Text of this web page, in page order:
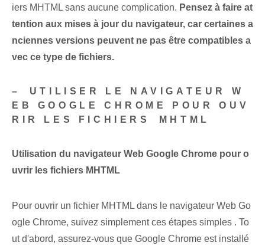
iers MHTML sans aucune complication. Pensez à faire at
tention aux mises à jour du navigateur, car certaines a
nciennes versions peuvent ne pas être compatibles a
vec ce type de fichiers.
– ⁣UTILISER LE NAVIGATEUR W
EB GOOGLE CHROME POUR OUV
RIR LES FICHIERS ⁤MHTML
Utilisation du navigateur Web Google Chrome pour o
uvrir les fichiers MHTML
Pour ouvrir un fichier MHTML dans le navigateur Web Go
ogle Chrome, suivez simplement ces étapes ⁤simples ‍.‌ To
ut d'abord, assurez-vous que Google Chrome ‌est installé